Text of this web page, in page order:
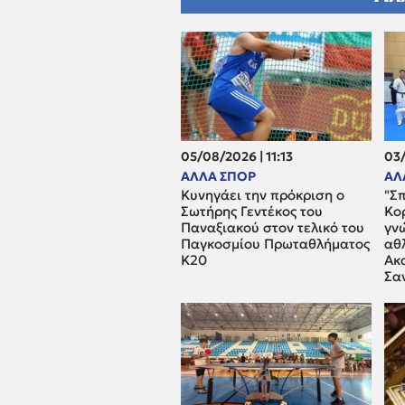
05/08/2026 | 11:13
ΑΛΛΑ ΣΠΟΡ
Κυνηγάει την πρόκριση ο
Σωτήρης Γεντέκος του
Παναξιακού στον τελικό του
Παγκοσμίου Πρωταθλήματος
Κ20